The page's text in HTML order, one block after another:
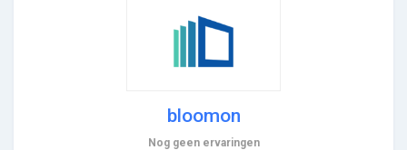
bloomon
Nog geen ervaringen